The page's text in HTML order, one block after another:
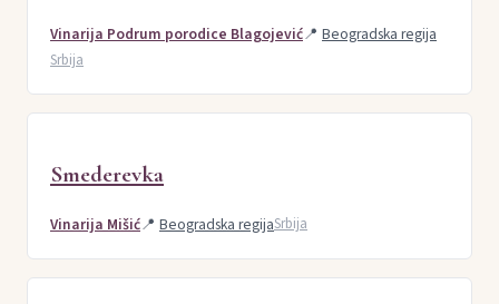
Vinarija Podrum porodice Blagojević📍 Beogradska regija
Srbija
Smederevka
Vinarija Mišić📍 Beogradska regijaSrbija